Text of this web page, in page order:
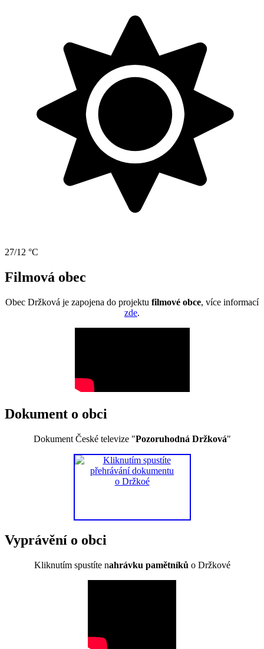
27/12 °C
Filmová obec
Obec Držková je zapojena do projektu filmové obce, více informací
zde.
Dokument o obci
Dokument České televize "Pozoruhodná Držková"
Vyprávění o obci
Kliknutím spustíte nahrávku pamětníků o Držkové